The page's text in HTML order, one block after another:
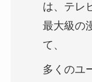
は、テレ
最大級の
て、
多くのユ